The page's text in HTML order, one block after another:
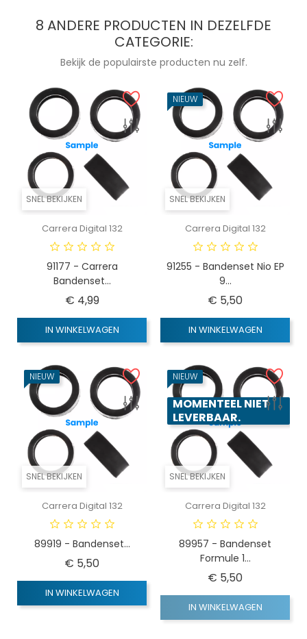
8 ANDERE PRODUCTEN IN DEZELFDE
CATEGORIE:
Bekijk de populairste producten nu zelf.
SNEL BEKIJKEN
Carrera Digital 132
91177 - Carrera
Bandenset...
€ 4,99Prijs
IN WINKELWAGEN
SNEL BEKIJKEN
NIEUW
Carrera Digital 132
91255 - Bandenset Nio EP
9...
€ 5,50
IN WINKELWAGEN
SNEL BEKIJKEN
NIEUW
Carrera Digital 132
89919 - Bandenset...
€ 5,50
IN WINKELWAGEN
SNEL BEKIJKEN
NIEUW
MOMENTEEL NIET
LEVERBAAR.
Carrera Digital 132
89957 - Bandenset
Formule 1...
€ 5,50
IN WINKELWAGEN